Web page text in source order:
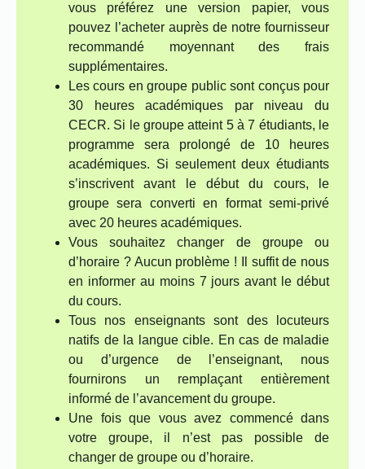
vous préférez une version papier, vous
pouvez l’acheter auprès de notre fournisseur
recommandé moyennant des frais
supplémentaires.
Les cours en groupe public sont conçus pour
30 heures académiques par niveau du
CECR. Si le groupe atteint 5 à 7 étudiants, le
programme sera prolongé de 10 heures
académiques. Si seulement deux étudiants
s’inscrivent avant le début du cours, le
groupe sera converti en format semi-privé
avec 20 heures académiques.
Vous souhaitez changer de groupe ou
d’horaire ? Aucun problème ! Il suffit de nous
en informer au moins 7 jours avant le début
du cours.
Tous nos enseignants sont des locuteurs
natifs de la langue cible. En cas de maladie
ou d’urgence de l’enseignant, nous
fournirons un remplaçant entièrement
informé de l’avancement du groupe.
Une fois que vous avez commencé dans
votre groupe, il n’est pas possible de
changer de groupe ou d’horaire.